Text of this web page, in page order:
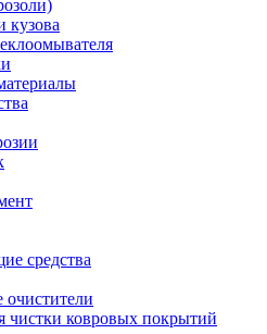
кузова
средства
чистки ковровых покрытий